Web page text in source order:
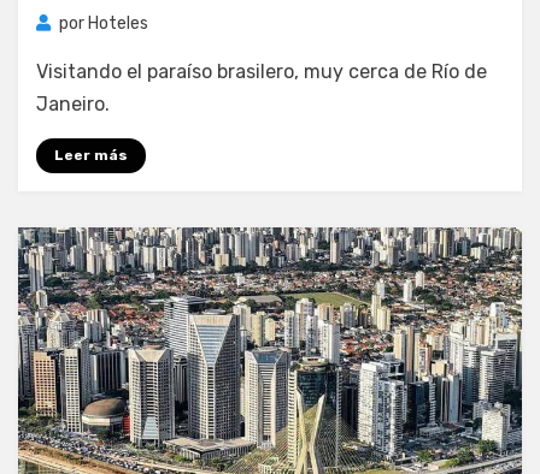
por Hoteles
Visitando el paraíso brasilero, muy cerca de Río de
Janeiro.
Leer más